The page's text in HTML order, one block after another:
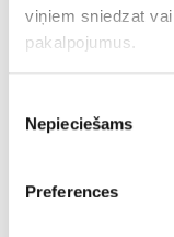
viņiem sniedzat
pakalpojumus.
izvēle
Nepieciešams
Preferences
LGS – Intro for